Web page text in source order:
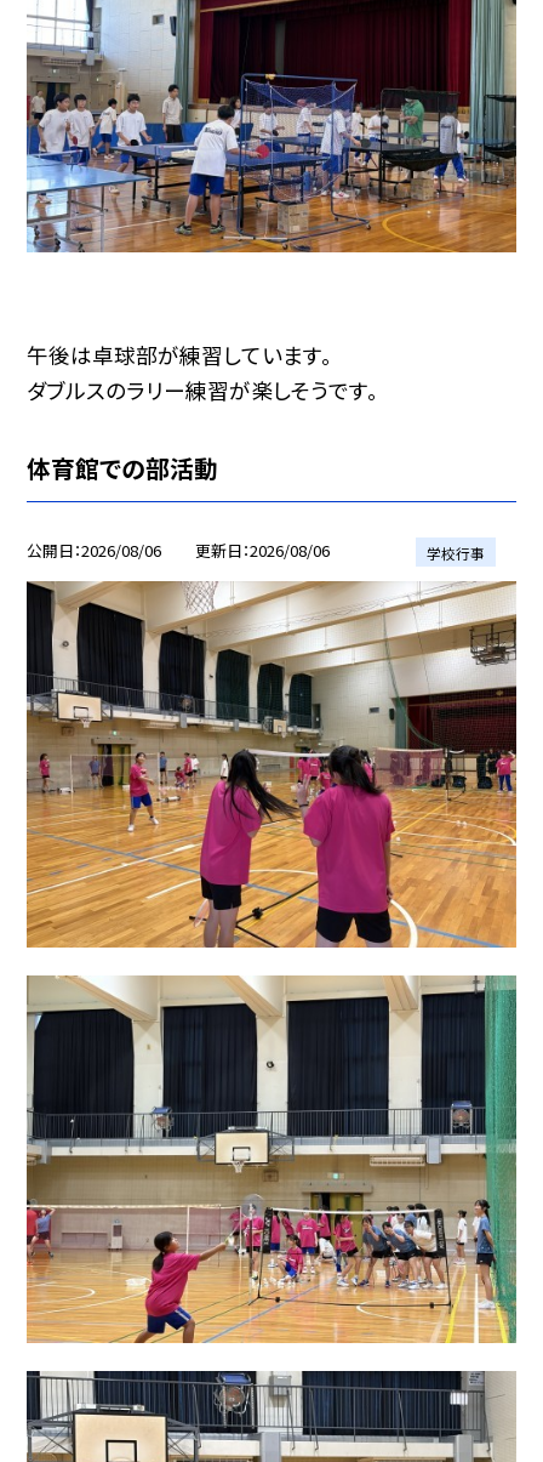
午後は卓球部が練習しています。
ダブルスのラリー練習が楽しそうです。
体育館での部活動
公開日 2026/08/06 更新日 2026/08/06 学校行事